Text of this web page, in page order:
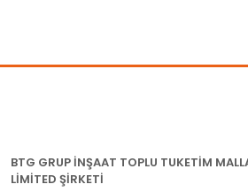
BTG GRUP İNŞAAT TOPLU TUKETİM
LİMİTED ŞİRKETİ